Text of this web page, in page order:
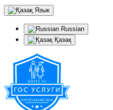
Язык
Russian
Қазақ